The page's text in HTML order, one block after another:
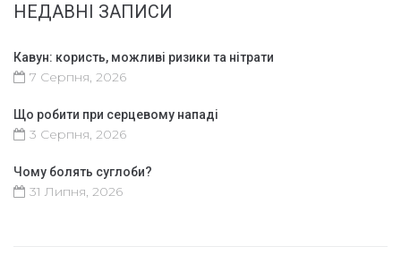
НЕДАВНІ ЗАПИСИ
Кавун: користь, можливі ризики та нітрати
7 Серпня, 2026
Що робити при серцевому нападі
3 Серпня, 2026
Чому болять суглоби?
31 Липня, 2026